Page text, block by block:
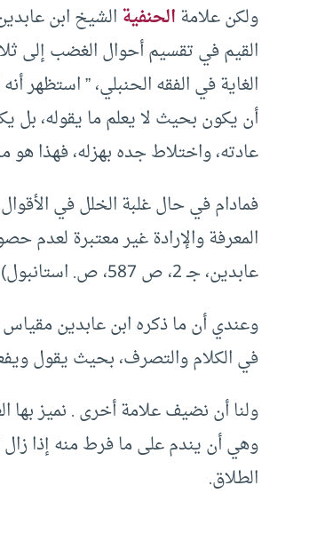
ولكن علامةالحنفيةالشيخ ابن
القيم في تقسيم أحوال الغضب إلى
الغاية في الفقه الحنبلي، ”
أن يكون بحيث لا يعلم ما يقوله، بل
عادته، واختلاط جده بهزله، فهذا هو
فمادام في حال غلبة الخلل في الأقوال
المعرفة والإرادة غير معتبرة لعدم
عابدين، جـ 2، ص 587، ص. استانبول) . ا هـ.
وعندي أن ما ذكره ابن عابدين
في الكلام والتصرف، بحيث يقول
ولنا أن نضيف علامة أخرى . نميز بها
وهي أن يندم على ما فرط منه إذا
الطلاق.